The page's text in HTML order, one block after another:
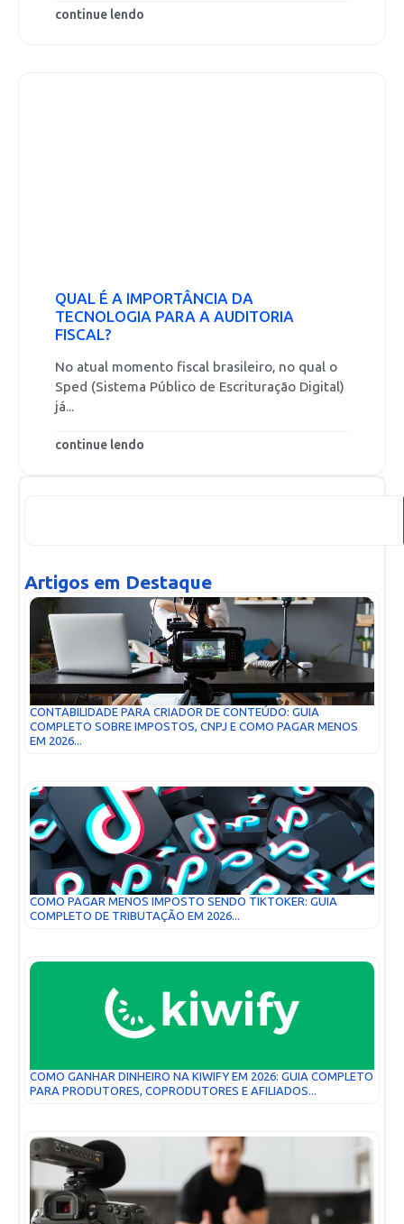
continue lendo
QUAL É A IMPORTÂNCIA DA
TECNOLOGIA PARA A AUDITORIA
FISCAL?
No atual momento fiscal brasileiro, no qual o
Sped (Sistema Público de Escrituração Digital)
já...
continue lendo
Artigos em Destaque
CONTABILIDADE PARA CRIADOR DE CONTEÚDO: GUIA
COMPLETO SOBRE IMPOSTOS, CNPJ E COMO PAGAR MENOS
EM 2026...
COMO PAGAR MENOS IMPOSTO SENDO TIKTOKER: GUIA
COMPLETO DE TRIBUTAÇÃO EM 2026...
COMO GANHAR DINHEIRO NA KIWIFY EM 2026: GUIA COMPLETO
PARA PRODUTORES, COPRODUTORES E AFILIADOS...